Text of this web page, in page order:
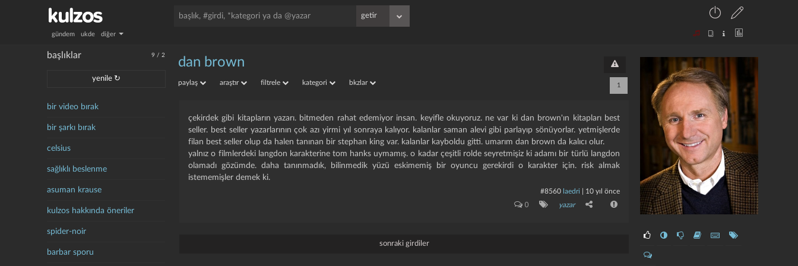
gündem ukde diğer
9 /2
başlıklar
yenile ↻
bir video bırak
bir şarkı bırak
celsius
sağlıklı beslenme
asuman krause
kulzos hakkında öneriler
spider-noir
barbar sporu
dan brown
paylaş araştır filtrele kategori bkzlar 1
çekirdek gibi kitapların yazarı. bitmeden rahat edemiyor insan. keyifle okuyoruz. ne var ki dan brown'ın kitapları best
seller. best seller yazarlarının çok azı yirmi yıl sonraya kalıyor. kalanlar saman alevi gibi parlayıp sönüyorlar. yetmişlerde
filan best seller olup da halen tanınan bir stephan king var. kalanlar kayboldu gitti. umarım dan brown da kalıcı olur.
yalnız o filmlerdeki langdon karakterine tom hanks uymamış. o kadar çeşitli rolde seyretmişiz ki adamı bir türlü langdon
olamadı gözümde. daha tanınmadık, bilinmedik yüzü eskimemiş bir oyuncu gerekirdi o karakter için. risk almak
istememişler demek ki.
#8560 laedri 10 yıl önce
0 yazar
sonraki girdiler